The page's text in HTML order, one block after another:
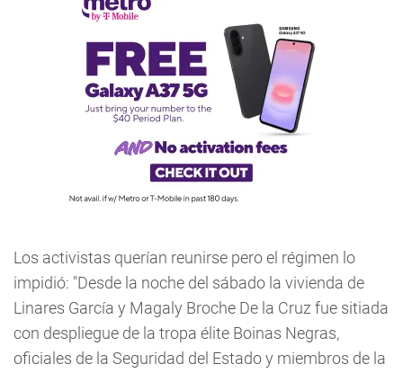
Los activistas querían reunirse pero el régimen lo
impidió: "Desde la noche del sábado la vivienda de
Linares García y Magaly Broche De la Cruz fue sitiada
con despliegue de la tropa élite Boinas Negras,
oficiales de la Seguridad del Estado y miembros de la